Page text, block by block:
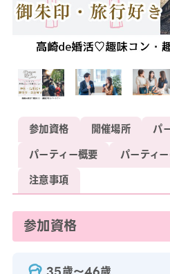
参加資格 開催場所
パ
パーティー概要
パーティ
注意事項
参加資格